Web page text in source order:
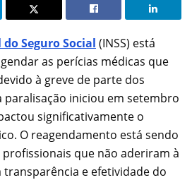
Seguro Social (INSS) está
as perícias médicas que
à greve de parte dos
paralisação iniciou em setembro
significativamente o
O reagendamento está sendo
que não aderiram à
transparência e efetividade do